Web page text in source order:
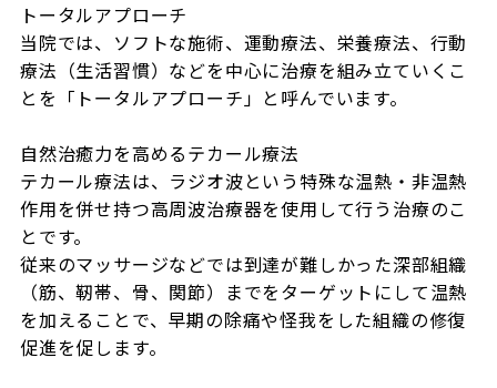
トータルアプローチ
当院では、ソフトな施術、運動療法、栄養療法、行動
療法（生活習慣）などを中心に治療を組み立ていくこ
とを「トータルアプローチ」と呼んでいます。
自然治癒力を高めるテカール療法
テカール療法は、ラジオ波という特殊な温熱・非温熱
作用を併せ持つ高周波治療器を使用して行う治療のこ
とです。
従来のマッサージなどでは到達が難しかった深部組織
（筋、靭帯、骨、関節）までをターゲットにして温熱
を加えることで、早期の除痛や怪我をした組織の修復
促進を促します。